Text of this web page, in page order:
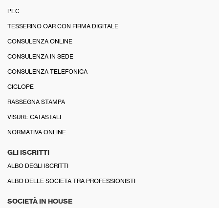
PEC
TESSERINO OAR CON FIRMA DIGITALE
CONSULENZA ONLINE
CONSULENZA IN SEDE
CONSULENZA TELEFONICA
CICLOPE
RASSEGNA STAMPA
VISURE CATASTALI
NORMATIVA ONLINE
GLI ISCRITTI
ALBO DEGLI ISCRITTI
ALBO DELLE SOCIETÀ TRA PROFESSIONISTI
SOCIETÀ IN HOUSE